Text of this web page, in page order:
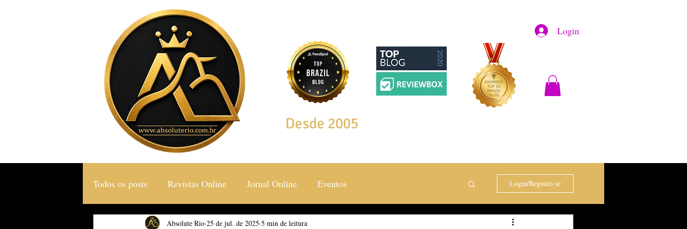
Login
Desde 2005
Todos os posts Revistas Online Jornal Online Eventos
Gastronomia & Turismo Social & Estilos Saúde & Bem Estar
Login/Registre-se
Absolute Rio 25 de jul. de 2025 5 min de leitura